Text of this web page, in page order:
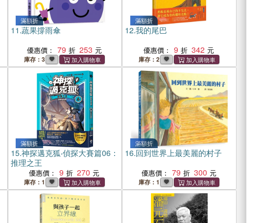
滿額折
11.蔬果撐雨傘
優惠價： 79 253
庫存：3
滿額折
12.我的尾巴
優惠價： 9 342
庫存：2
滿額折
15.神探邁克狐‧偵探大賽篇06：
推理之王
優惠價： 9 270
庫存：1
滿額折
16.回到世界上最美麗的村子
優惠價： 79 300
庫存：1